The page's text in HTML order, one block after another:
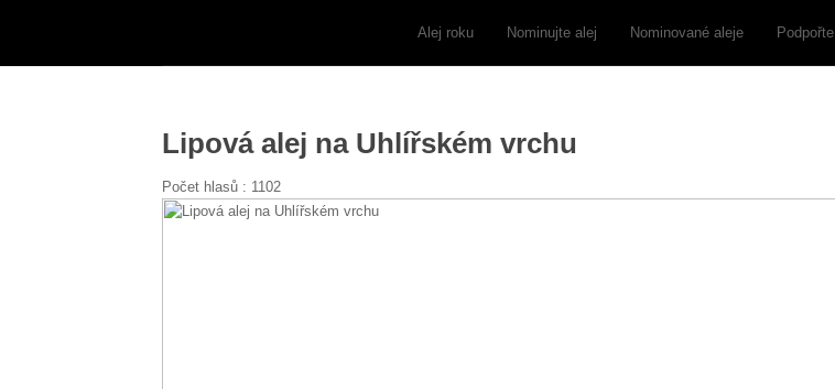
Alej roku Nominujte alej Nominované aleje Podpořte
Lipová alej na Uhlířském vrchu
Počet hlasů : 1102